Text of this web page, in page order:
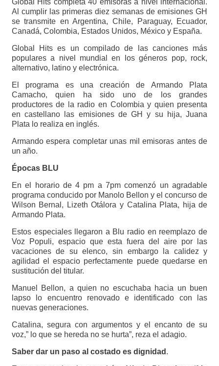
Global Hits completa 40 emisoras a nivel internacional.
Al cumplir las primeras diez semanas de emisiones GH
se transmite en Argentina, Chile, Paraguay, Ecuador,
Canadá, Colombia, Estados Unidos, México y España.
Global Hits es un compilado de las canciones más
populares a nivel mundial en los géneros pop, rock,
alternativo, latino y electrónica.
El programa es una creación de Armando Plata
Camacho, quien ha sido uno de los grandes
productores de la radio en Colombia y quien presenta
en castellano las emisiones de GH y su hija, Juana
Plata lo realiza en inglés.
Armando espera completar unas mil emisoras antes de
un año.
Épocas BLU
En el horario de 4 pm a 7pm comenzó un agradable
programa conducido por Manolo Bellon y el concurso de
Wilson Bernal, Lizeth Otálora y Catalina Plata, hija de
Armando Plata.
Estos especiales llegaron a Blu radio en reemplazo de
Voz Populi, espacio que esta fuera del aire por las
vacaciones de su elenco, sin embargo la calidez y
agilidad el espacio perfectamente puede quedarse en
sustitución del titular.
Manuel Bellon, a quien no escuchaba hacia un buen
lapso lo encuentro renovado e identificado con las
nuevas generaciones.
Catalina, segura con argumentos y el encanto de su
voz,” lo que se hereda no se hurta”, reza el adagio.
Saber dar un paso al costado es dignidad .